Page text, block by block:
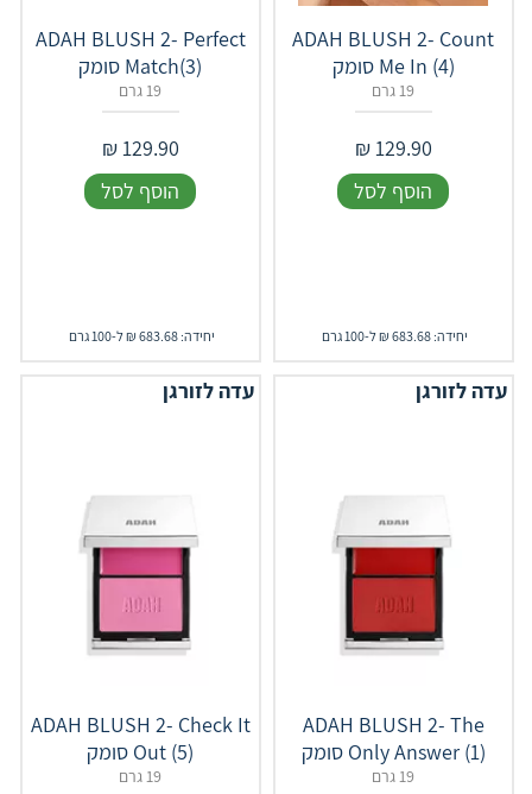
ADAH BLUSH 2- Count
Me In (4) סומק
19 גרם
129.90
₪
הוסף לסל
יחידה: 683.68 ₪ ל-100 גרם
ADAH BLUSH 2- Perfect
Match(3) סומק
19 גרם
129.90
₪
הוסף לסל
יחידה: 683.68 ₪ ל-100 גרם
עדה לזורגן
ADAH BLUSH 2- The
Only Answer (1) סומק
19 גרם
עדה לזורגן
ADAH BLUSH 2- Check It
Out (5) סומק
19 גרם